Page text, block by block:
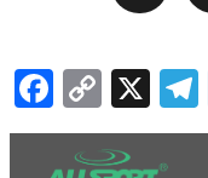
Facebook
Copy
Link
X